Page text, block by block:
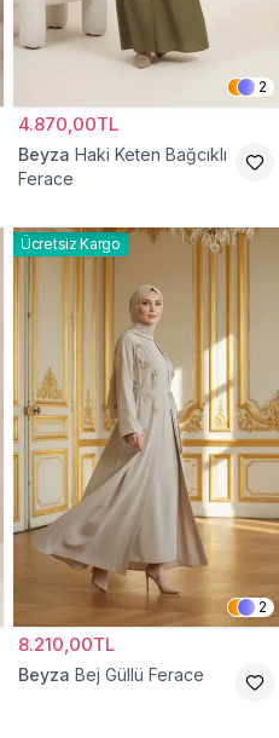
2
4.870,00TL
Beyza Haki Keten Bağcıklı
Ferace
Ücretsiz Kargo
2
8.210,00TL
Beyza Bej Güllü Ferace